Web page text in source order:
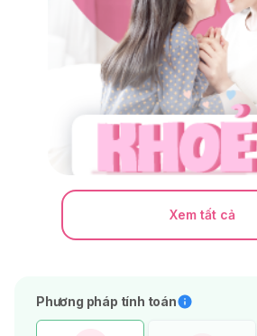
Xem tất cả
Phương pháp tính toán